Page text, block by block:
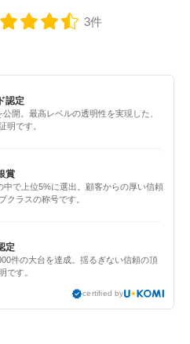
3件
認定
開。最高レベルの透明性を実現した、
明です。
賞
中で上位5%に選出。顧客からの厚い信頼
クラスの称号です。
定
件の大台を達成。揺るぎない信頼の頂
です。
certified by